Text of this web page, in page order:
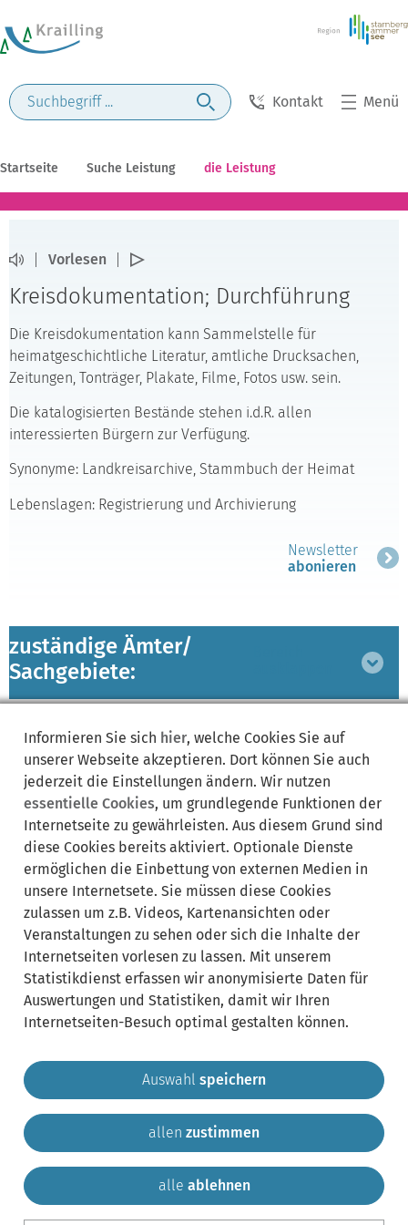
Kontakt Menü
Startseite Suche Leistung die Leistung
Vorlesen
Kreisdokumentation; Durchführung
Die Kreisdokumentation kann Sammelstelle für
heimatgeschichtliche Literatur, amtliche Drucksachen,
Zeitungen, Tonträger, Plakate, Filme, Fotos usw. sein.
Die katalogisierten Bestände stehen i.d.R. allen
interessierten Bürgern zur Verfügung.
Synonyme: Landkreisarchive, Stammbuch der Heimat
Lebenslagen: Registrierung und Archivierung
Newsletter
abonieren
zuständige Ämter/
Sachgebiete:
Bereich
ausklappen
Lebenslagen:
Synonyme:
LandkreisarchiveStammbuch der Heimat
Gemeinde Krailling Impressum
Sitemap
Kontakt
Informieren Sie sich hier, welche Cookies Sie auf
unserer Webseite akzeptieren. Dort können Sie auch
jederzeit die Einstellungen ändern. Wir nutzen
essentielle Cookies, um grundlegende Funktionen der
Internetseite zu gewährleisten. Aus diesem Grund sind
diese Cookies bereits aktiviert. Optionale Dienste
ermöglichen die Einbettung von externen Medien in
unsere Internetsete. Sie müssen diese Cookies
zulassen um z.B. Videos, Kartenansichten oder
Veranstaltungen zu sehen oder sich die Inhalte der
Internetseiten vorlesen zu lassen. Mit unserem
Statistikdienst erfassen wir anonymisierte Daten für
Auswertungen und Statistiken, damit wir Ihren
Internetseiten-Besuch optimal gestalten können.
Auswahl speichern
allen zustimmen
alle ablehnen